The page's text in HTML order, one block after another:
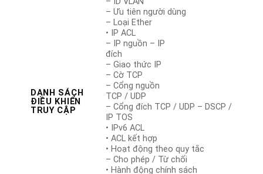
DANH SÁCH
ĐIỀU KHIỂN
TRUY CẬP
– Ưu tiên người dùng
– Loại Ether
• IP ACL
– IP nguồn – IP
đích
– Giao thức IP
– Cờ TCP
– Cổng nguồn
TCP / UDP
– Cổng đích TCP / UDP – DSCP /
IP TOS
• IPv6 ACL
• ACL kết hợp
• Hoạt động theo quy tắc
– Cho phép / Từ chối
• Hành động chính sách